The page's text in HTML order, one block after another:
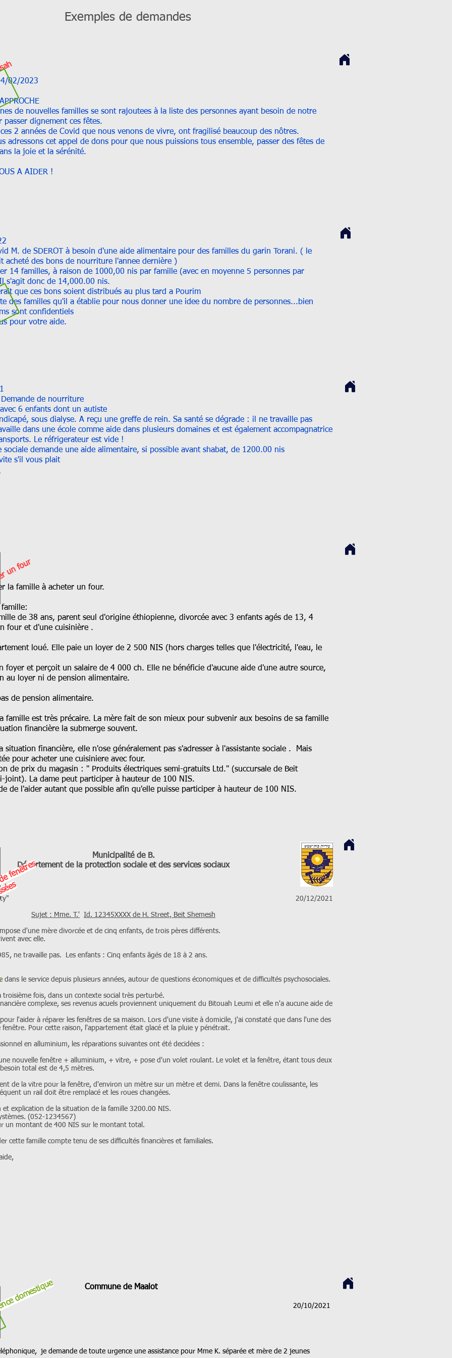
Exemples de demandes
2023
de nouvelles familles se sont rajoutees à la liste des personnes ayant besoin de notre
passer dignement ces fêtes.
2 années de Covid que nous venons de vivre, ont fragilisé beaucoup des nôtres.
adressons cet appel de dons pour que nous puissions tous ensemble, passer des fêtes de
la joie et la sérénité.
A AIDER !
M. de SDEROT à besoin d'une aide alimentaire pour des familles du garin Torani. ( le
acheté des bons de nourriture l'annee dernière )
14 familles, à raison de 1000,00 nis par famille (avec en moyenne 5 personnes par
s'agit donc de 14,000.00 nis.
que ces bons soient distribués au plus tard a Pourim
des familles qu'il a établie pour nous donner une idee du nombre de personnes...bien
sont confidentiels
pour votre aide.
de nourriture
6 enfants dont un autiste
sous dialyse. A reçu une greffe de rein. Sa santé se dégrade : il ne travaille pas
dans une école comme aide dans plusieurs domaines et est également accompagnatrice
Le réfrigerateur est vide !
sociale demande une aide alimentaire, si possible avant shabat, de 1200.00 nis
s'il vous plait
à acheter un four.
de 38 ans, parent seul d'origine éthiopienne, divorcée avec 3 enfants agés de 13, 4
et d'une cuisinière .
loué. Elle paie un loyer de 2 500 NIS (hors charges telles que l'électricité, l'eau, le
foyer et perçoit un salaire de 4 000 ch. Elle ne bénéficie d'aucune aide d'une autre source,
au loyer ni de pension alimentaire.
de pension alimentaire.
famille est très précaire. La mère fait de son mieux pour subvenir aux besoins de sa famille
financière la submerge souvent.
situation financière, elle n'ose généralement pas s'adresser à l'assistante sociale . Mais
pour acheter une cuisiniere avec four.
de prix du magasin : " Produits électriques semi-gratuits Ltd." (succursale de Beit
joint). La dame peut participer à hauteur de 100 NIS.
de l'aider autant que possible afin qu'elle puisse participer à hauteur de 100 NIS.
un four
Municipalité de B.
Département de la protection sociale et des services sociaux
20/12/2021
Sujet : Mme. T.' Id. 12345XXXX de H. Street, Beit Shemesh
mère divorcée et de cinq enfants, de trois pères différents.
avec elle.
travaille pas. Les enfants : Cinq enfants âgés de 18 à 2 ans.
dans le service depuis plusieurs années, autour de questions économiques et de difficultés psychosociales.
troisième fois, dans un contexte social très perturbé.
complexe, ses revenus acuels proviennent uniquement du Bitouah Leumi et elle n'a aucune aide de
l'aider à réparer les fenêtres de sa maison. Lors d'une visite à domicile, j'ai constaté que dans l'une des
fenêtre. Pour cette raison, l'appartement était glacé et la pluie y pénétrait.
en alluminium, les réparations suivantes ont été decidées :
nouvelle fenêtre + alluminium, + vitre, + pose d'un volet roulant. Le volet et la fenêtre, étant tous deux
total est de 4,5 mètres.
de la vitre pour la fenêtre, d'environ un mètre sur un mètre et demi. Dans la fenêtre coulissante, les
un rail doit être remplacé et les roues changées.
explication de la situation de la famille 3200.00 NIS.
(052-1234567)
un montant de 400 NIS sur le montant total.
cette famille compte tenu de ses difficultés financières et familiales.
Commune de Maalot
20/10/2021
je demande de toute urgence une assistance pour Mme K. séparée et mère de 2 jeunes
domestique